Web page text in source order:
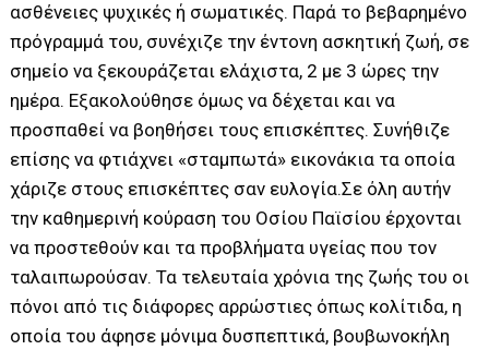
ασθένειες ψυχικές ή σωματικές. Παρά το βεβαρημένο
πρόγραμμά του, συνέχιζε την έντονη ασκητική ζωή, σε
σημείο να ξεκουράζεται ελάχιστα, 2 με 3 ώρες την
ημέρα. Εξακολούθησε όμως να δέχεται και να
προσπαθεί να βοηθήσει τους επισκέπτες. Συνήθιζε
επίσης να φτιάχνει «σταμπωτά» εικονάκια τα οποία
χάριζε στους επισκέπτες σαν ευλογία.Σε όλη αυτήν
την καθημερινή κούραση του Οσίου Παϊσίου έρχονται
να προστεθούν και τα προβλήματα υγείας που τον
ταλαιπωρούσαν. Τα τελευταία χρόνια της ζωής του οι
πόνοι από τις διάφορες αρρώστιες όπως κολίτιδα, η
οποία του άφησε μόνιμα δυσπεπτικά, βουβωνοκήλη